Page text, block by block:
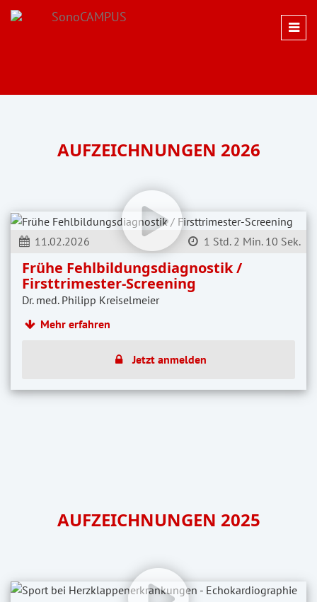
AUFZEICHNUNGEN 2026
11.02.2026 1 Std. 2 Min. 10 Sek.
Frühe Fehlbildungsdiagnostik /
Firsttrimester-Screening
Dr. med. Philipp Kreiselmeier
Mehr erfahren
Jetzt anmelden
AUFZEICHNUNGEN 2025